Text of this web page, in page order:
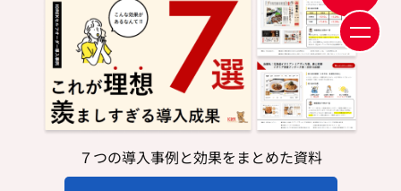
７つの導入事例と効果をまとめた資料